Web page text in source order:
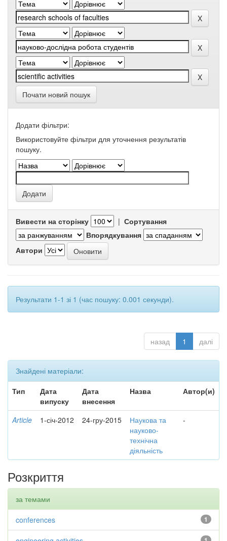
Почати новий пошук
Додати фільтри:
Використовуйте фільтри для уточнення результатів
пошуку.
Вивести на сторінку | Сортування
Впорядкування
Автори
Результати 1-1 зі 1 (час пошуку: 0.001 секунди).
назад 1 далі
Знайдені матеріали:
Тип
Дата
випуску
Дата
внесення
Назва Автор(и)
Article 1-січ-2012 24-гру-2015
Наукова та
науково-
технічна
діяльність
-
Розкриття
за темами
1
conferences